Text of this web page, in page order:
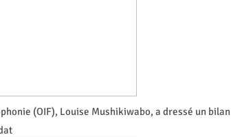
(OIF), Louise Mushikiwabo, a dressé un bilan